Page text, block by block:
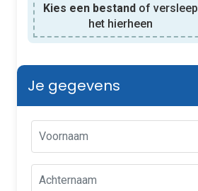
Kies een bestand of versleep
het hierheen
Je gegevens